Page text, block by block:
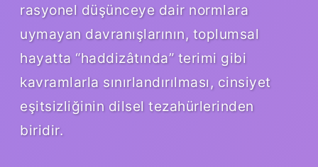
rasyonel düşünceye dair normlara
uymayan davranışlarının, toplumsal
hayatta “haddizâtında” terimi gibi
kavramlarla sınırlandırılması, cinsiyet
eşitsizliğinin dilsel tezahürlerinden
biridir.